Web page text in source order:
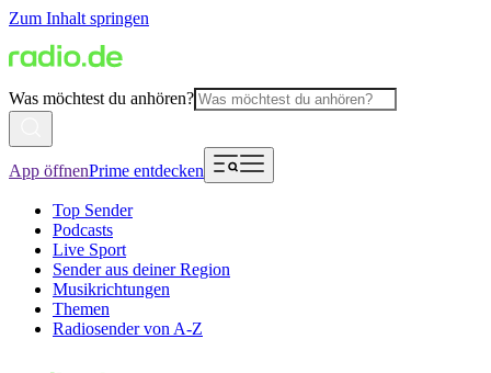
Zum Inhalt springen
Was möchtest du anhören?
App öffnenPrime entdecken
Top Sender
Podcasts
Live Sport
Sender aus deiner Region
Musikrichtungen
Themen
Radiosender von A-Z